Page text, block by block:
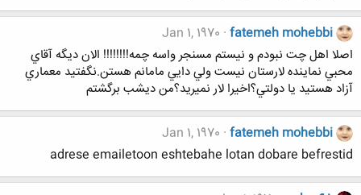
fatemeh mohebbi
Jan 1, 1970
اصلا اهل چت نبودم و نيستم مسنجر واسه چمه!!!!!!!! الان ديگه آقاي
محبي نماينده لارستان نيست ولي دايي مامانم هستن.نگفتيد معماري
آزاد هستيد يا دولتي؟اخيرا لار نميريد؟من ديشب برگشتم
fatemeh mohebbi
Jan 1, 1970
adrese emailetoon eshtebahe lotan dobare befrestid